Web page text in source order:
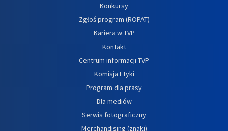
Konkursy
Zgłoś program (ROPAT)
Kariera w TVP
Kontakt
Centrum informacji TVP
Komisja Etyki
Program dla prasy
Dla mediów
Serwis fotograficzny
Merchandising (znaki)